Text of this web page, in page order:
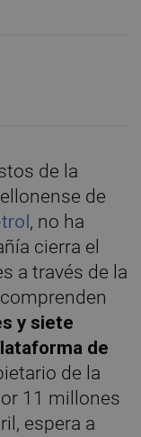
de la
de
, no ha
cierra el
a través de la
y siete
de
de la
11 millones
espera a